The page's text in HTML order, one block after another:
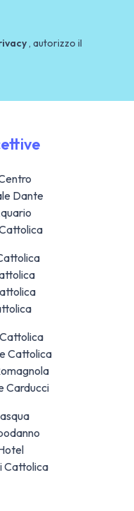
, autorizzo il
Dante
Cattolica
Carducci
Cattolica